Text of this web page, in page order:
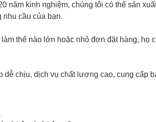
năm kinh nghiệm, chúng tôi có thể sản
cầu của bạn.
thế nào lớn hoặc nhỏ đơn đặt hàng, họ
dễ chịu, dịch vụ chất lượng cao, cung cấp